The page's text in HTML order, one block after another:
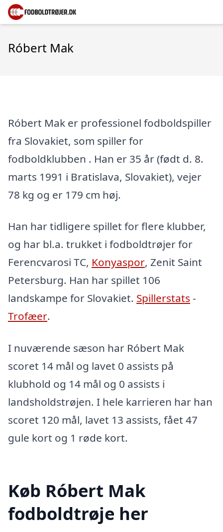
Róbert Mak
Róbert Mak er professionel fodboldspiller
fra Slovakiet, som spiller for
fodboldklubben . Han er 35 år (født d. 8.
marts 1991 i Bratislava, Slovakiet), vejer
78 kg og er 179 cm høj.
Han har tidligere spillet for flere klubber,
og har bl.a. trukket i fodboldtrøjer for
Ferencvarosi TC, Konyaspor, Zenit Saint
Petersburg. Han har spillet 106
landskampe for Slovakiet. Spillerstats -
Trofæer.
I nuværende sæson har Róbert Mak
scoret 14 mål og lavet 0 assists på
klubhold og 14 mål og 0 assists i
landsholdstrøjen. I hele karrieren har han
scoret 120 mål, lavet 13 assists, fået 47
gule kort og 1 røde kort.
Køb Róbert Mak
fodboldtrøje her